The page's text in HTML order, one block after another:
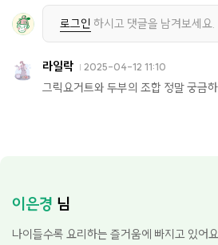
로그인 하시고 댓글을 남겨보세요.
라일락 2025-04-12 11:10
그릭요거트와 두부의 조합 정말 궁금
이은경 님
나이들수록 요리하는 즐거움에 빠지고 있어